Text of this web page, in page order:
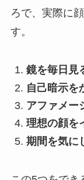
ろで、実際に
す。
鏡を毎日見
自己暗示を
アファメー
理想の顔を
期間を気に